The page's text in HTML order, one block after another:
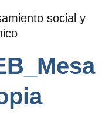
social y